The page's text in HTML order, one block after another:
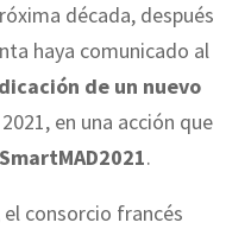
década, después
haya comunicado al
de un nuevo
en una acción que
.
el consorcio francés